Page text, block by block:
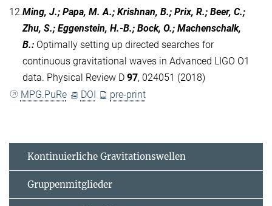
12.Ming, J.; Papa, M. A.; Krishnan, B.; Prix, R.; Beer, C.;
Zhu, S.; Eggenstein, H.-B.; Bock, O.; Machenschalk,
B.: Optimally setting up directed searches for
continuous gravitational waves in Advanced LIGO O1
data. Physical Review D 97, 024051 (2018)
MPG.PuRe
DOI pre-print
Kontinuierliche Gravitationswellen
Gruppenmitglieder